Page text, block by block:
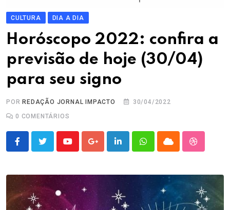
CULTURA DIA A DIA
Horóscopo 2022: confira a
previsão de hoje (30/04)
para seu signo
POR REDAÇÃO JORNAL IMPACTO
30/04/2022
0 COMENTÁRIOS
YoutubeGoogle+LinkedInWhatsappCloud